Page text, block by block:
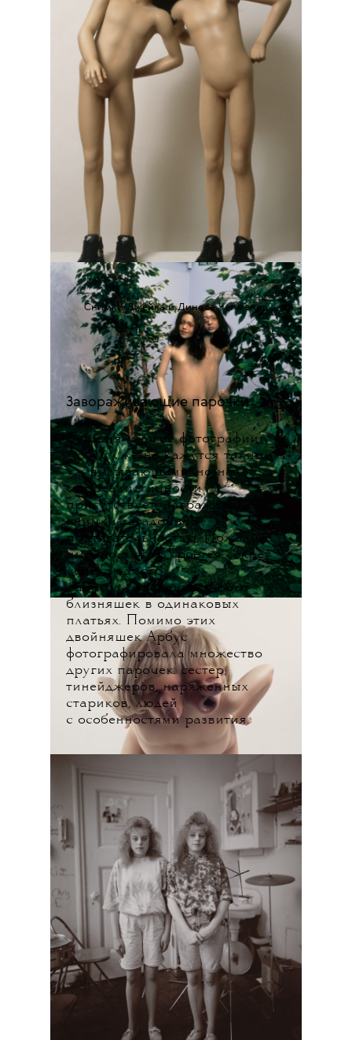
Cнимки Джейка и Диноса Чепменов
Завораживающие парочки
Сегодня многие фотографии
Арбус уже не кажутся такими
уж вызывающими, но налет
сюрреалистичности
присутствует, награждая
снимки загадочной
притягательностью. Пожалуй,
именно в этом кроется секрет
успеха самого
растиражированного фото
близняшек в одинаковых
платьях. Помимо этих
двойняшек Арбус
фотографировала множество
других парочек: сестер,
тинейджеров, наряженных
стариков, людей
с особенностями развития.